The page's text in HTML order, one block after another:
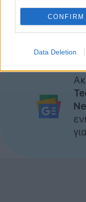
CONFIRM
Data Deletion
PlayStationBlog